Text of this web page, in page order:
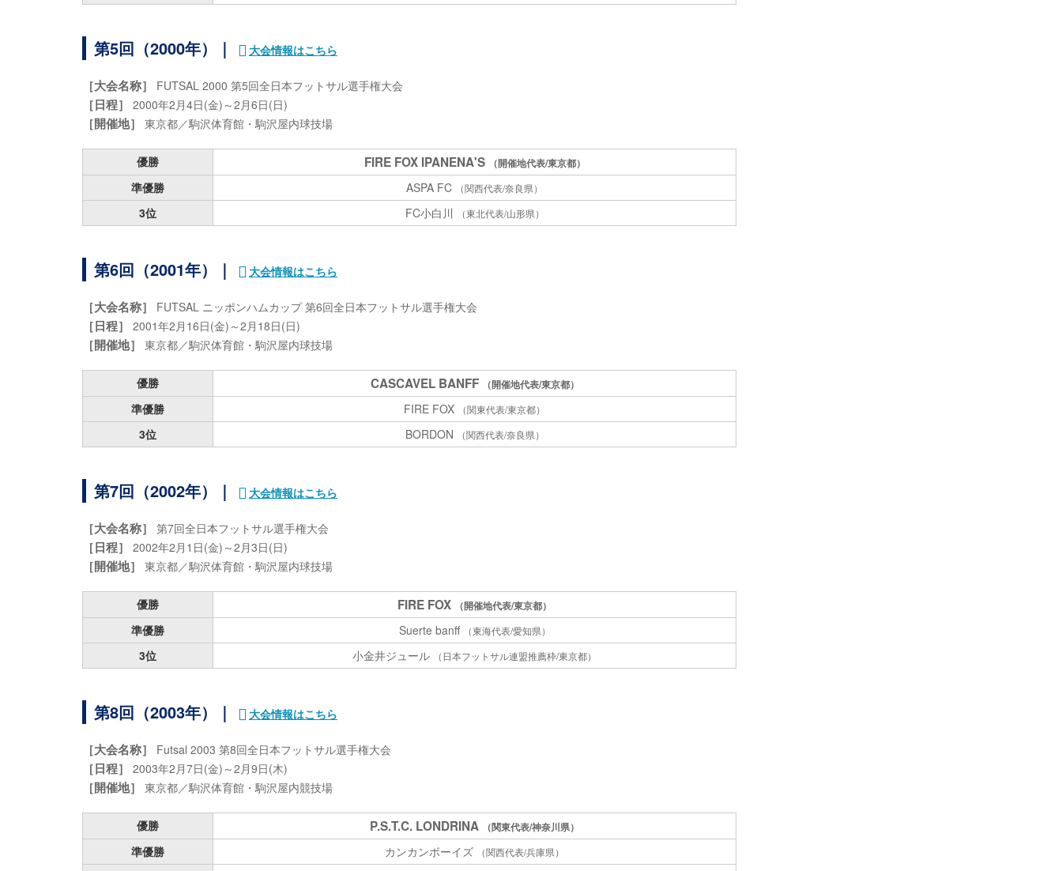
第5回（2000年）｜ 大会情報はこちら
［大会名称］ FUTSAL 2000 第5回全日本フットサル選手権大会
［日程］ 2000年2月4日(金)～2月6日(日)
［開催地］ 東京都／駒沢体育館・駒沢屋内球技場
優勝 FIRE FOX IPANENA'S （開催地代表/東京都）
準優勝 ASPA FC （関西代表/奈良県）
3位 FC小白川 （東北代表/山形県）
第6回（2001年）｜ 大会情報はこちら
［大会名称］ FUTSAL ニッポンハムカップ 第6回全日本フットサル選手権大会
［日程］ 2001年2月16日(金)～2月18日(日)
［開催地］ 東京都／駒沢体育館・駒沢屋内球技場
優勝 CASCAVEL BANFF （開催地代表/東京都）
準優勝 FIRE FOX （関東代表/東京都）
3位 BORDON （関西代表/奈良県）
第7回（2002年）｜ 大会情報はこちら
［大会名称］ 第7回全日本フットサル選手権大会
［日程］ 2002年2月1日(金)～2月3日(日)
［開催地］ 東京都／駒沢体育館・駒沢屋内球技場
優勝 FIRE FOX （開催地代表/東京都）
準優勝 Suerte banff （東海代表/愛知県）
3位 小金井ジュール （日本フットサル連盟推薦枠/東京都）
第8回（2003年）｜ 大会情報はこちら
［大会名称］ Futsal 2003 第8回全日本フットサル選手権大会
［日程］ 2003年2月7日(金)～2月9日(木)
［開催地］ 東京都／駒沢体育館・駒沢屋内競技場
優勝 P.S.T.C. LONDRINA （関東代表/神奈川県）
準優勝 カンカンボーイズ （関西代表/兵庫県）